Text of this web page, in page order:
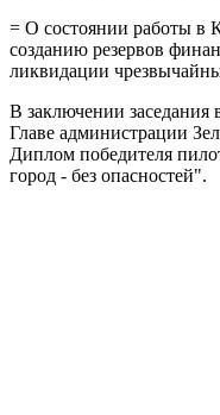
= О состоянии работы в
созданию резервов
ликвидации
В заключении
Главе администрации
Диплом победителя
город - без опасностей".